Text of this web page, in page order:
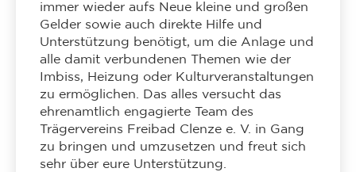
immer wieder aufs Neue kleine und großen
Gelder sowie auch direkte Hilfe und
Unterstützung benötigt, um die Anlage und
alle damit verbundenen Themen wie der
Imbiss, Heizung oder Kulturveranstaltungen
zu ermöglichen. Das alles versucht das
ehrenamtlich engagierte Team des
Trägervereins Freibad Clenze e. V. in Gang
zu bringen und umzusetzen und freut sich
sehr über eure Unterstützung.